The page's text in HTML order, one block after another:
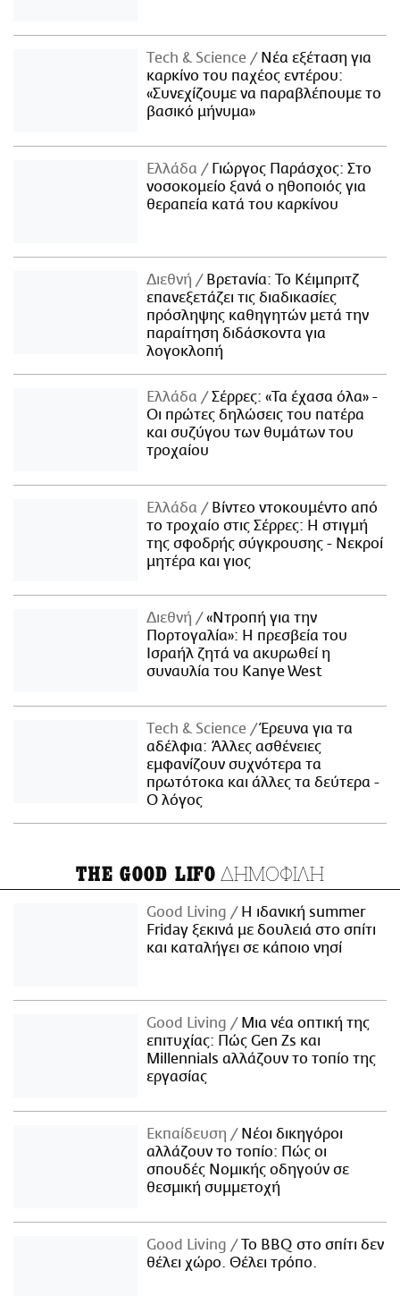
Τech & Science
Νέα εξέταση για
καρκίνο του παχέος εντέρου:
«Συνεχίζουμε να παραβλέπουμε το
βασικό μήνυμα»
Ελλάδα
Γιώργος Παράσχος: Στο
νοσοκομείο ξανά ο ηθοποιός για
θεραπεία κατά του καρκίνου
Διεθνή
Βρετανία: Το Κέιμπριτζ
επανεξετάζει τις διαδικασίες
πρόσληψης καθηγητών μετά την
παραίτηση διδάσκοντα για
λογοκλοπή
Ελλάδα
Σέρρες: «Τα έχασα όλα» -
Οι πρώτες δηλώσεις του πατέρα
και συζύγου των θυμάτων του
τροχαίου
Ελλάδα
Βίντεο ντοκουμέντο από
το τροχαίο στις Σέρρες: Η στιγμή
της σφοδρής σύγκρουσης - Νεκροί
μητέρα και γιος
Διεθνή
«Ντροπή για την
Πορτογαλία»: Η πρεσβεία του
Ισραήλ ζητά να ακυρωθεί η
συναυλία του Kanye West
Τech & Science
Έρευνα για τα
αδέλφια: Άλλες ασθένειες
εμφανίζουν συχνότερα τα
πρωτότοκα και άλλες τα δεύτερα -
Ο λόγος
THE GOOD LIFO ΔΗΜΟΦΙΛΗ
Good Living
Η ιδανική summer
Friday ξεκινά με δουλειά στο σπίτι
και καταλήγει σε κάποιο νησί
Good Living
Μια νέα οπτική της
επιτυχίας: Πώς Gen Zs και
Millennials αλλάζουν το τοπίο της
εργασίας
Εκπαίδευση
Νέοι δικηγόροι
αλλάζουν το τοπίο: Πώς οι
σπουδές Νομικής οδηγούν σε
θεσμική συμμετοχή
Good Living
Το BBQ στο σπίτι δεν
θέλει χώρο. Θέλει τρόπο.